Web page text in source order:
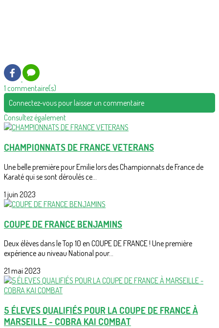
1 commentaire(s)
Connectez-vous pour laisser un commentaire
Consultez également
CHAMPIONNATS DE FRANCE VETERANS
Une belle première pour Emilie lors des Championnats de France de
Karaté qui se sont déroulés ce...
1 juin 2023
COUPE DE FRANCE BENJAMINS
Deux élèves dans le Top 10 en COUPE DE FRANCE ! Une première
expérience au niveau National pour...
21 mai 2023
5 ÉLEVES QUALIFIÉS POUR LA COUPE DE FRANCE À
MARSEILLE - COBRA KAI COMBAT